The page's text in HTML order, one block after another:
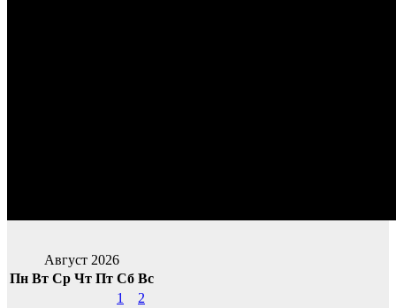
Август 2026
Пн Вт Ср Чт Пт Сб Вс
1
2